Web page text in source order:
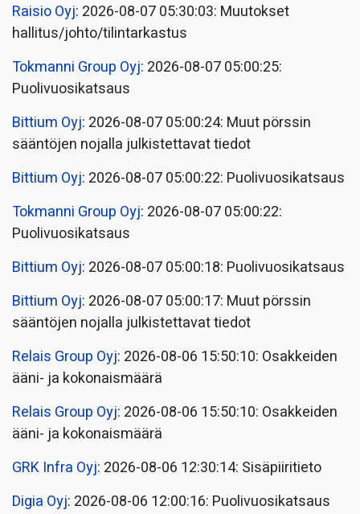
Raisio Oyj: 2026-08-07 05:30:03: Muutokset
hallitus/johto/tilintarkastus
Tokmanni Group Oyj: 2026-08-07 05:00:25:
Puolivuosikatsaus
Bittium Oyj: 2026-08-07 05:00:24: Muut pörssin
sääntöjen nojalla julkistettavat tiedot
Bittium Oyj: 2026-08-07 05:00:22: Puolivuosikatsaus
Tokmanni Group Oyj: 2026-08-07 05:00:22:
Puolivuosikatsaus
Bittium Oyj: 2026-08-07 05:00:18: Puolivuosikatsaus
Bittium Oyj: 2026-08-07 05:00:17: Muut pörssin
sääntöjen nojalla julkistettavat tiedot
Relais Group Oyj: 2026-08-06 15:50:10: Osakkeiden
ääni- ja kokonaismäärä
Relais Group Oyj: 2026-08-06 15:50:10: Osakkeiden
ääni- ja kokonaismäärä
GRK Infra Oyj: 2026-08-06 12:30:14: Sisäpiiritieto
Digia Oyj: 2026-08-06 12:00:16: Puolivuosikatsaus